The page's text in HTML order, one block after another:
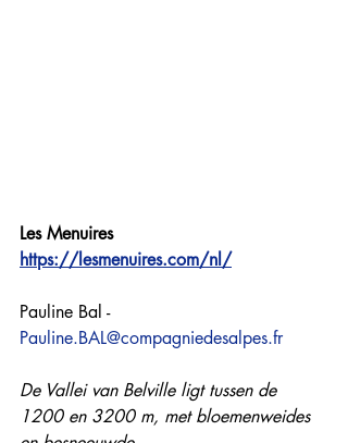
Les Menuires
https://lesmenuires.com/nl/
Pauline Bal -
Pauline.BAL@compagniedesalpes.fr
De Vallei van Belville ligt tussen de
1200 en 3200 m, met bloemenweides